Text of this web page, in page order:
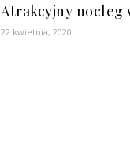
Atrakcyjny nocleg
22 kwietnia, 2020